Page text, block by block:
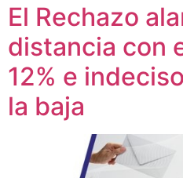
El Rechazo
distancia con
12% e
la baja